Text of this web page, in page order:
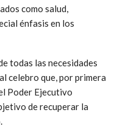
como salud,
énfasis en los
todas las necesidades
celebro que, por primera
Poder Ejecutivo
de recuperar la